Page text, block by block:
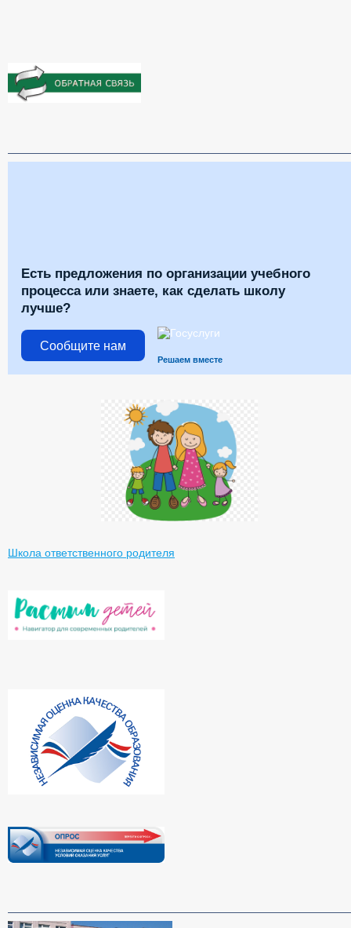
Есть предложения по организации учебного
процесса или знаете, как сделать школу
лучше?
Сообщите нам
Решаем вместе
Школа ответственного родителя